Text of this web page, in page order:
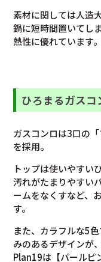
素材に関しては人造
鍋に短時間置いてし
熱性に優れています。
ひろまるガスコ
ガスコンロは3口の
を採用。
トップは使いやすい
汚れがたまりやすい
ームをなくすなど、
す。
また、カラフルな5
みのあるデザインが
Plan19は【パールピ